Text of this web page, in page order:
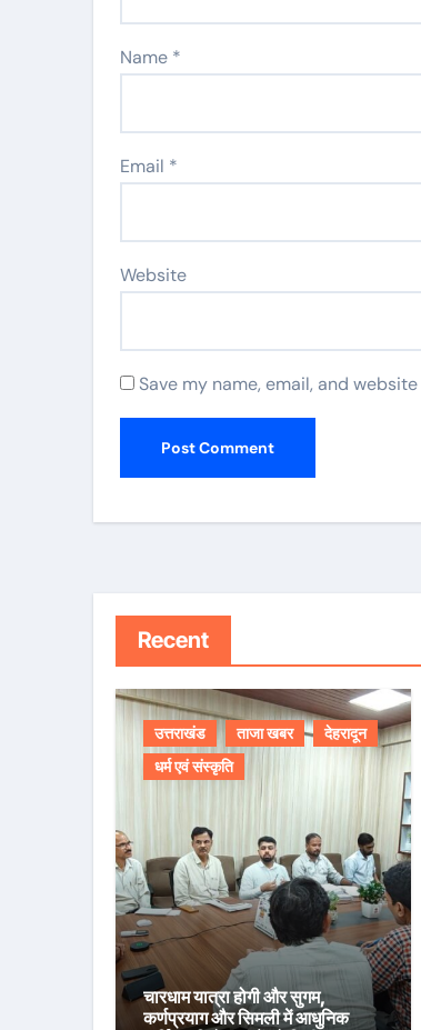
Name *
Email *
Website
Save my name, email, and
Recent
उत्तराखंड ताजा खबर
देहरादून
धर्म एवं संस्कृति
चारधाम यात्रा होगी और सुगम,
कर्णप्रयाग और सिमली में आधुनिक